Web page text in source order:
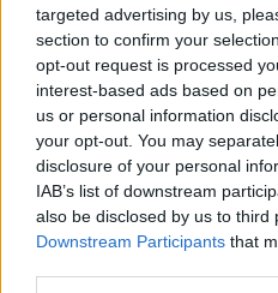
targeted advertising by us,
section to confirm your
opt-out request is processed
interest-based ads based on
us or personal information
your opt-out. You may
disclosure of your personal
IAB’s list of downstream
also be disclosed by us to third
Downstream Participants that
collaborazione con le
Si conferma, inoltre, come di
Monteriggioni A.D. 1213 per
trentennale, inoltre, è stata
protocollo d'intesa tra 16
Regioni, con l’obiettivo di formare
nazionale unaprogrammazione
manifestazioni storiche. C’è,
edizione, che si pone come